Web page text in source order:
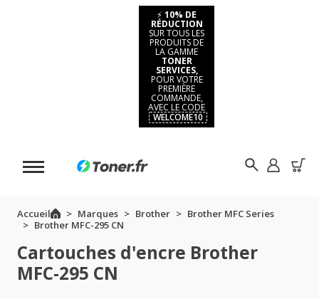
⚡ 10% DE
RÉDUCTION
SUR TOUS LES
PRODUITS DE
LA GAMME
TONER
SERVICES,
POUR VOTRE
PREMIÈRE
COMMANDE,
AVEC LE CODE
WELCOME10
Accueil Marques Brother
Brother MFC Series
Brother MFC-295 CN
Cartouches d'encre Brother
MFC-295 CN